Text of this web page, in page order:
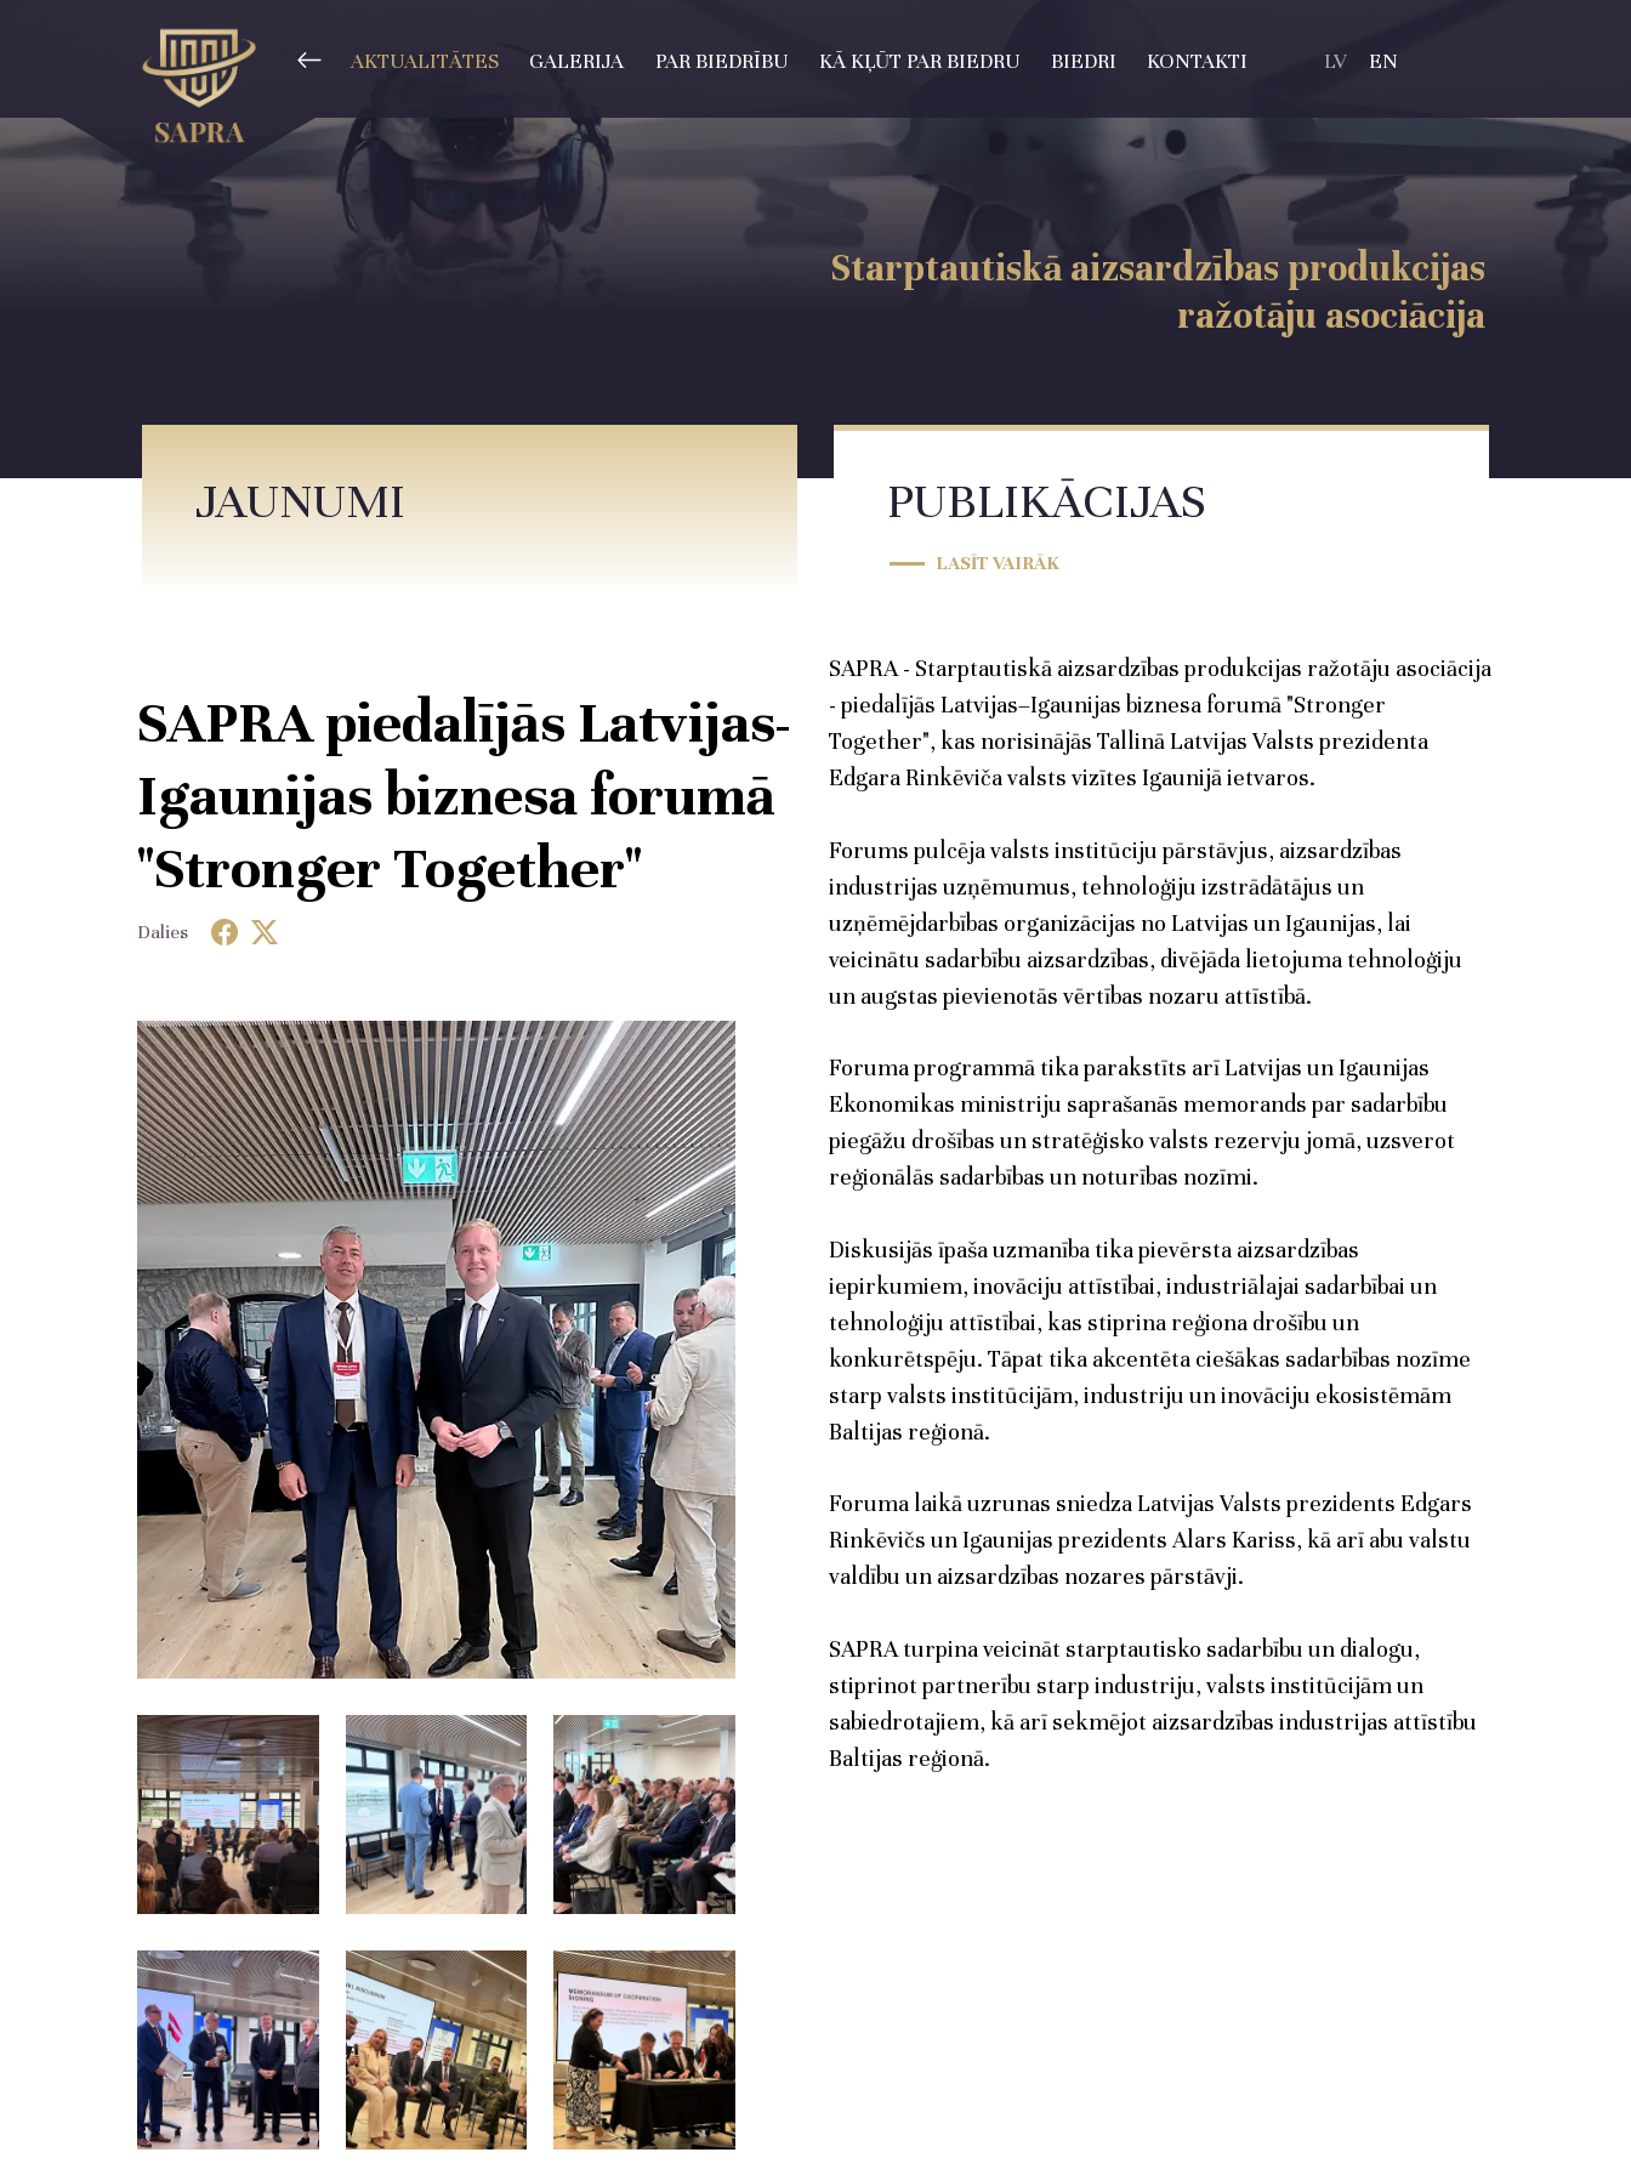
AKTUALITĀTES GALERIJA PAR BIEDRĪBU KĀ KĻŪT PAR BIEDRU BIEDRI KONTAKTI LV EN
Starptautiskā aizsardzības produkcijas
ražotāju asociācija
JAUNUMI PUBLIKĀCIJAS
LASĪT VAIRĀK
SAPRA piedalījās Latvijas-
Igaunijas biznesa forumā
"Stronger Together"
Dalies
SAPRA - Starptautiskā aizsardzības produkcijas ražotāju asociācija
- piedalījās Latvijas–Igaunijas biznesa forumā "Stronger
Together", kas norisinājās Tallinā Latvijas Valsts prezidenta
Edgara Rinkēviča valsts vizītes Igaunijā ietvaros.
Forums pulcēja valsts institūciju pārstāvjus, aizsardzības
industrijas uzņēmumus, tehnoloģiju izstrādātājus un
uzņēmējdarbības organizācijas no Latvijas un Igaunijas, lai
veicinātu sadarbību aizsardzības, divējāda lietojuma tehnoloģiju
un augstas pievienotās vērtības nozaru attīstībā.
Foruma programmā tika parakstīts arī Latvijas un Igaunijas
Ekonomikas ministriju saprašanās memorands par sadarbību
piegāžu drošības un stratēģisko valsts rezervju jomā, uzsverot
reģionālās sadarbības un noturības nozīmi.
Diskusijās īpaša uzmanība tika pievērsta aizsardzības
iepirkumiem, inovāciju attīstībai, industriālajai sadarbībai un
tehnoloģiju attīstībai, kas stiprina reģiona drošību un
konkurētspēju. Tāpat tika akcentēta ciešākas sadarbības nozīme
starp valsts institūcijām, industriju un inovāciju ekosistēmām
Baltijas reģionā.
Foruma laikā uzrunas sniedza Latvijas Valsts prezidents Edgars
Rinkēvičs un Igaunijas prezidents Alars Kariss, kā arī abu valstu
valdību un aizsardzības nozares pārstāvji.
SAPRA turpina veicināt starptautisko sadarbību un dialogu,
stiprinot partnerību starp industriju, valsts institūcijām un
sabiedrotajiem, kā arī sekmējot aizsardzības industrijas attīstību
Baltijas reģionā.